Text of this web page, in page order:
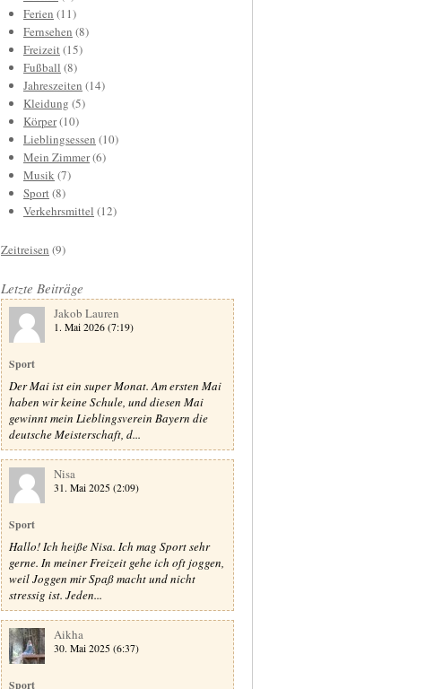
Ferien (11)
Fernsehen (8)
Freizeit(15)
Fußball (8)
Jahreszeiten (14)
Kleidung (5)
Körper(10)
Lieblingsessen (10)
Mein Zimmer(6)
Musik(7)
Sport(8)
Verkehrsmittel (12)
Zeitreisen (9)
Letzte Beiträge
Jakob Lauren
1. Mai 2026 (7:19)
Sport
Der Mai ist ein super Monat. Am ersten Mai
haben wir keine Schule, und diesen Mai
gewinnt mein Lieblingsverein Bayern die
deutsche Meisterschaft, d...
Nisa
31. Mai 2025 (2:09)
Sport
Hallo! Ich heiße Nisa. Ich mag Sport sehr
gerne. In meiner Freizeit gehe ich oft joggen,
weil Joggen mir Spaß macht und nicht
stressig ist. Jeden...
Aikha
30. Mai 2025 (6:37)
Sport